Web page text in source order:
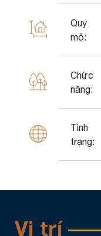
Quy
mô:
Chức
năng:
Tình
trạng:
Vị trí